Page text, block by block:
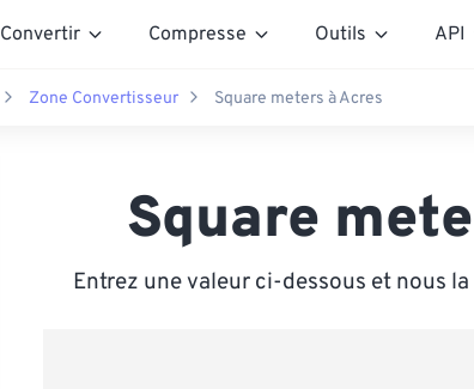
Convertir Compresse Outils API
Zone Convertisseur Square meters à Acres
Square
Entrez une valeur ci-dessous et nous